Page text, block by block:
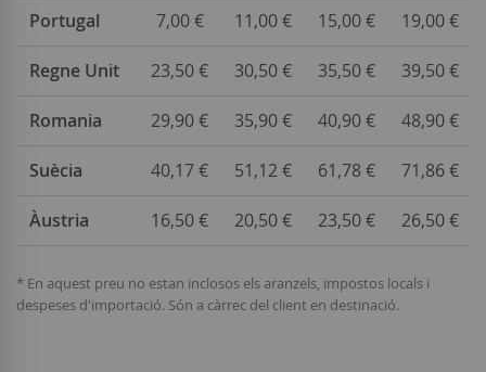
Portugal 7,00 € 11,00 € 15,00 € 19,00 €
Regne Unit 23,50 € 30,50 € 35,50 € 39,50 €
Romania 29,90 € 35,90 € 40,90 € 48,90 €
Suècia 40,17 € 51,12 € 61,78 € 71,86 €
Àustria 16,50 € 20,50 € 23,50 € 26,50 €
* En aquest preu no estan inclosos els aranzels, impostos locals i
despeses d'importació. Són a càrrec del client en destinació.